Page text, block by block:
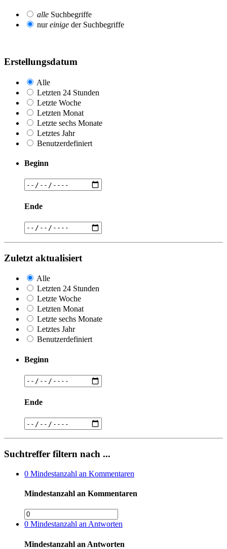
alle Suchbegriffe
nureinige der Suchbegriffe
Erstellungsdatum
Alle
Letzten 24 Stunden
Letzte Woche
Letzten Monat
Letzte sechs Monate
Letztes Jahr
Benutzerdefiniert
Beginn
Ende
Zuletzt aktualisiert
Alle
Letzten 24 Stunden
Letzte Woche
Letzten Monat
Letzte sechs Monate
Letztes Jahr
Benutzerdefiniert
Beginn
Ende
Suchtreffer filtern nach ...
0 Mindestanzahl an Kommentaren
Mindestanzahl an Kommentaren
0 Mindestanzahl an Antworten
Mindestanzahl an Antworten